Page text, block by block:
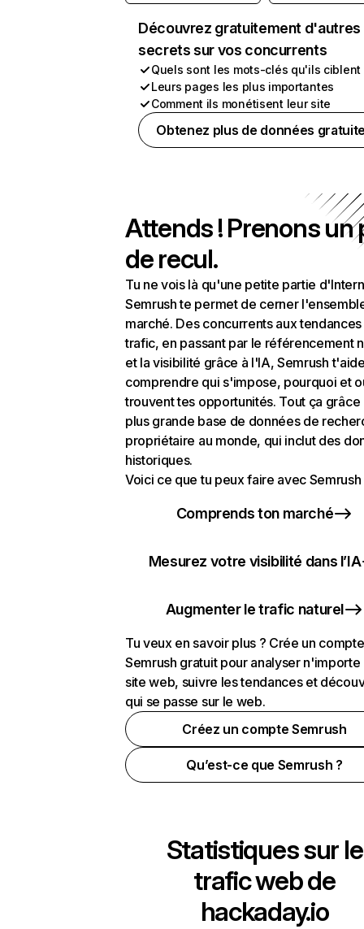
Découvrez gratuitement d'autres
secrets sur vos concurrents
Quels sont les mots-clés qu'ils ciblent
Leurs pages les plus importantes
Comment ils monétisent leur site
Obtenez plus de données
Attends ! Prenons un
de recul.
Tu ne vois là qu'une petite partie
Semrush te permet de cerner
marché. Des concurrents aux
trafic, en passant par le référencement
et la visibilité grâce à l'IA, Semrush
comprendre qui s'impose, pourquoi et
trouvent tes opportunités. Tout ça grâce
plus grande base de données de
propriétaire au monde, qui inclut des
historiques.
Voici ce que tu peux faire avec Semrush
Comprends ton marché
Mesurez votre visibilité dans l’IA
Augmenter le trafic naturel
Tu veux en savoir plus ? Crée un compte
Semrush gratuit pour analyser n'importe
site web, suivre les tendances et
qui se passe sur le web.
Créez un compte Semrush
Qu’est-ce que Semrush ?
Statistiques sur le
trafic web de
hackaday.io